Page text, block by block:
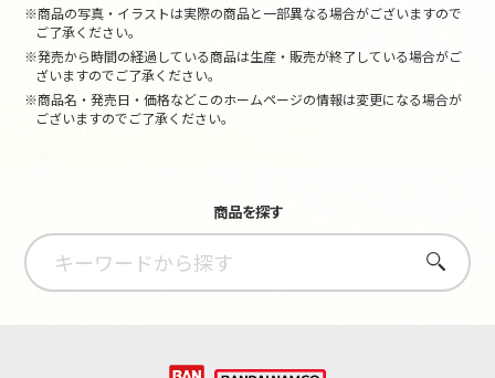
※商品の写真・イラストは実際の商品と一部異なる場合がございますので
ご了承ください。
※発売から時間の経過している商品は生産・販売が終了している場合がご
ざいますのでご了承ください。
※商品名・発売日・価格などこのホームページの情報は変更になる場合が
ございますのでご了承ください。
商品を探す
さがす